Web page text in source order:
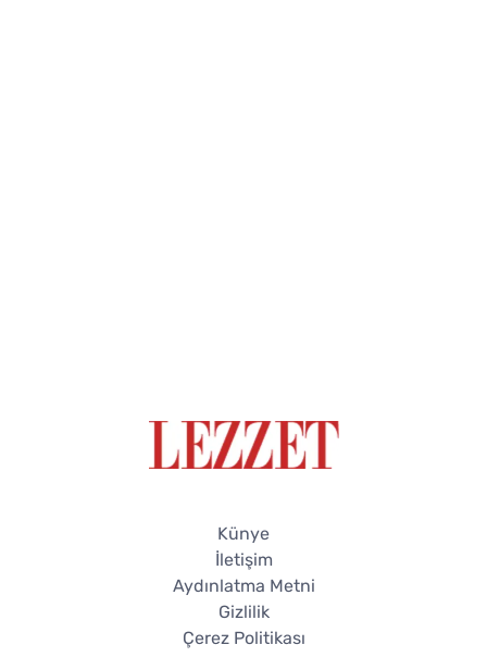
Künye
İletişim
Aydınlatma Metni
Gizlilik
Çerez Politikası